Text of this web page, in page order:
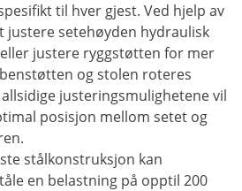
til hver gjest. Ved hjelp av
justere setehøyden hydraulisk
justere ryggstøtten for mer
og stolen roteres
justeringsmulighetene vil
posisjon mellom setet og
stålkonstruksjon kan
en belastning på opptil 200